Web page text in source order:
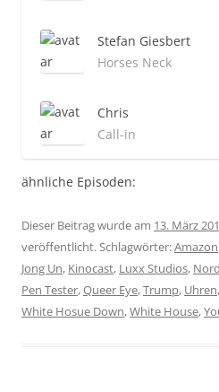
Stefan Giesbert
Horses Neck
Chris
Call-in
ähnliche Episoden:
Dieser Beitrag wurde am 13. März
veröffentlicht. Schlagwörter:Amazon
Jong Un, Kinocast, Luxx Studios,
Pen Tester,Queer Eye,Trump, Uhren,
White Hosue Down,White House,